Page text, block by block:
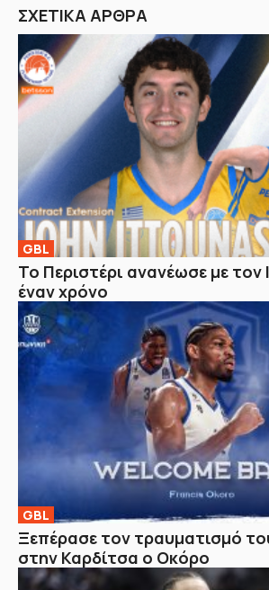
ΣΧΕΤΙΚΑ ΑΡΘΡΑ
GBL
Το Περιστέρι ανανέωσε με τον
έναν χρόνο
GBL
Ξεπέρασε τον τραυματισμό
στην Καρδίτσα ο Οκόρο